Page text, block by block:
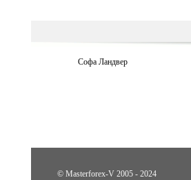
Софа Ландвер
© Masterforex-V 2005 - 2024